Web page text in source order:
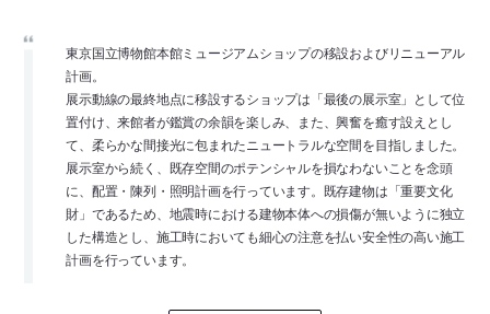
東京国立博物館本館ミュージアムショップの移設およびリニューアル
計画。
展示動線の最終地点に移設するショップは「最後の展示室」として位
置付け、来館者が鑑賞の余韻を楽しみ、また、興奮を癒す設えとし
て、柔らかな間接光に包まれたニュートラルな空間を目指しました。
展示室から続く、既存空間のポテンシャルを損なわないことを念頭
に、配置・陳列・照明計画を行っています。既存建物は「重要文化
財」であるため、地震時における建物本体への損傷が無いように独立
した構造とし、施工時においても細心の注意を払い安全性の高い施工
計画を行っています。